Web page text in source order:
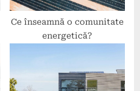
Ce înseamnă o comunitate
energetică?